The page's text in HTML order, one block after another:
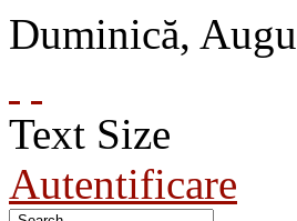
Duminică,
Text Size
Autentificare